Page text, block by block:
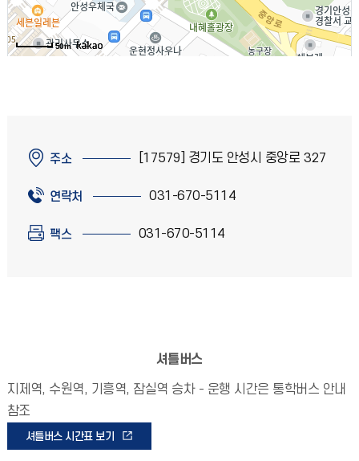
50m
주소 [17579] 경기도 안성시 중앙로 327
연락처 031-670-5114
팩스 031-670-5114
셔틀버스
지제역, 수원역, 기흥역, 잠실역 승차 - 운행 시간은 통학버스 안내
참조
셔틀버스 시간표 보기